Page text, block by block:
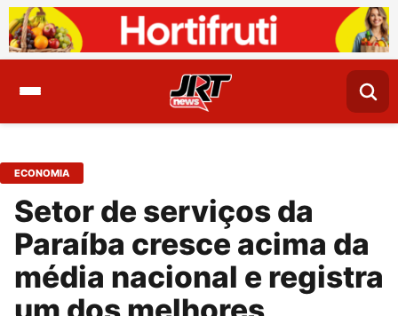
ECONOMIA
Setor de serviços da
Paraíba cresce acima da
média nacional e registra